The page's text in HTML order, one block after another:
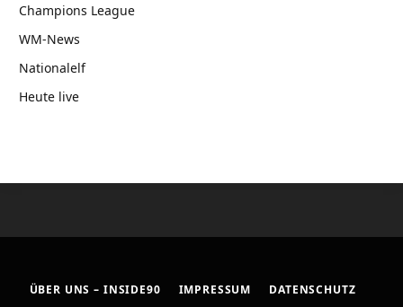
Champions League
WM-News
Nationalelf
Heute live
ÜBER UNS – INSIDE90 IMPRESSUM DATENSCHUTZ